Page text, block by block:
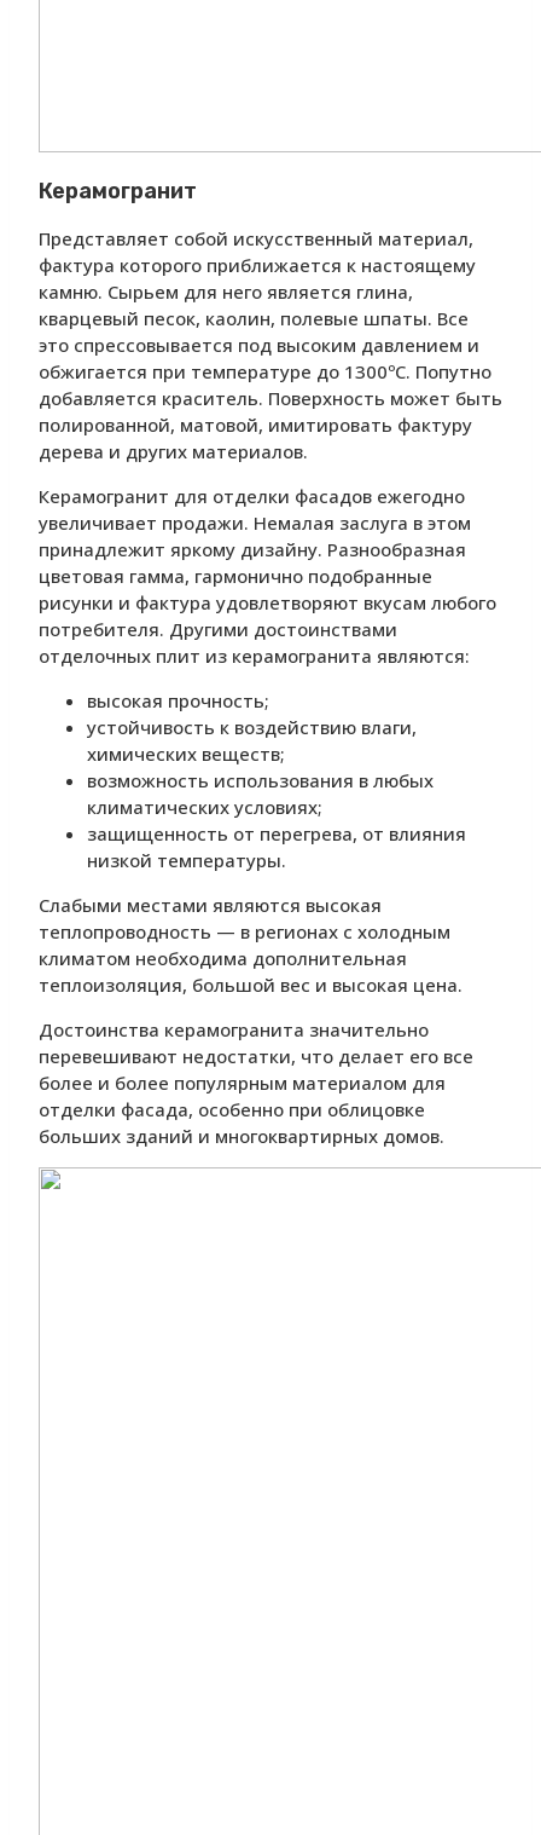
Керамогранит
Представляет собой искусственный материал,
фактура которого приближается к настоящему
камню. Сырьем для него является глина,
кварцевый песок, каолин, полевые шпаты. Все
это спрессовывается под высоким давлением и
обжигается при температуре до 1300ºC. Попутно
добавляется краситель. Поверхность может быть
полированной, матовой, имитировать фактуру
дерева и других материалов.
Керамогранит для отделки фасадов ежегодно
увеличивает продажи. Немалая заслуга в этом
принадлежит яркому дизайну. Разнообразная
цветовая гамма, гармонично подобранные
рисунки и фактура удовлетворяют вкусам любого
потребителя. Другими достоинствами
отделочных плит из керамогранита являются:
высокая прочность;
устойчивость к воздействию влаги,
химических веществ;
возможность использования в любых
климатических условиях;
защищенность от перегрева, от влияния
низкой температуры.
Слабыми местами являются высокая
теплопроводность — в регионах с холодным
климатом необходима дополнительная
теплоизоляция, большой вес и высокая цена.
Достоинства керамогранита значительно
перевешивают недостатки, что делает его все
более и более популярным материалом для
отделки фасада, особенно при облицовке
больших зданий и многоквартирных домов.